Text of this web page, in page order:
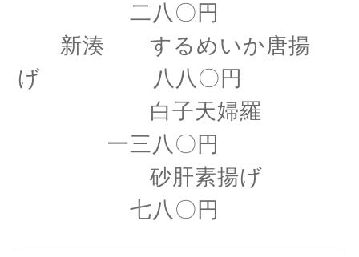
二八〇円
新湊 するめいか唐揚
げ 八八〇円
白子天婦羅
一三八〇円
砂肝素揚げ
七八〇円